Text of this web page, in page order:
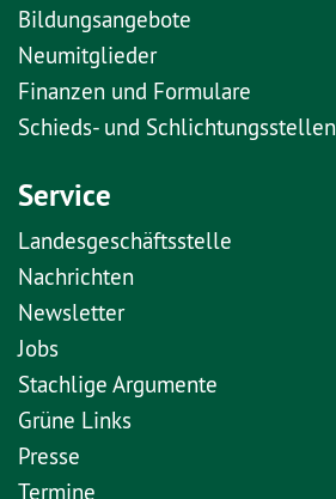
Bildungsangebote
Neumitglieder
Finanzen und Formulare
Schieds- und Schlichtungsstellen
Service
Landesgeschäftsstelle
Nachrichten
Newsletter
Jobs
Stachlige Argumente
Grüne Links
Presse
Termine